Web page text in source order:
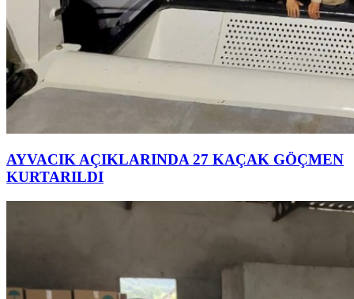
AYVACIK AÇIKLARINDA 27 KAÇAK GÖÇMEN
KURTARILDI